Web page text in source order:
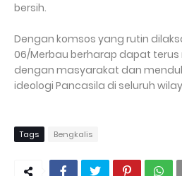
bersih.
Dengan komsos yang rutin
06/Merbau berharap dapat
dengan masyarakat dan
ideologi Pancasila di seluruh
Tags Bengkalis